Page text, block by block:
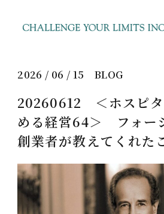
2026 / 06 / 15BLOG
20260612 ＜ホスピタ
める経営64＞ フォー
創業者が教えてくれた